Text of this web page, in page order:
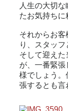
人生の大切
たお気持ちに
それからお
り、スタッフ
そして迎え
が、一番緊張
様でしょう。
張するとも言